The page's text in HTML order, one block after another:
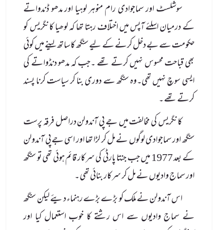
سوشلسٹ اور سماجوادی رام منوہر لوہیا اور مدھو ڈندواتے
کے درمیان اسلئے آپس میں اختلاف رہتا تھا کہ لوھیا کانگریس کو
حکومت سے بے دخل کرنے کے لیے سنگھ کا ساتھ لینے میں کوئی
بھی قباحت محسوس نہیں کرتے تھے ۔جب کہ مدھو دنڈواتے کی
ایسی سوچ نہیں تھی۔وہ سنگھ سے دوری بنا کر سیاست کرنا پسند
کرتے تھے ۔
کانگریس کی مخالفت میں جے پی آندولن دراصل فرقہ پرست
سنگھ اور سماجوادی لوگوں نے مل کر لڑا تھا اور اسی جے پی آندولن
کے بعد 1977 میں جب جنتا پارٹی کی سرکار قائم ہوئی تھی تو سنگھ
اور سماج وادیوں نے مل کر سرکار بنائی تھی ۔
اس آندولن نے ملک کو بڑے بڑے رہنماء دیئے لیکن سنگھ
نے سماج وادیوں سے اس رشتے کا خوب استعمال کیا اور